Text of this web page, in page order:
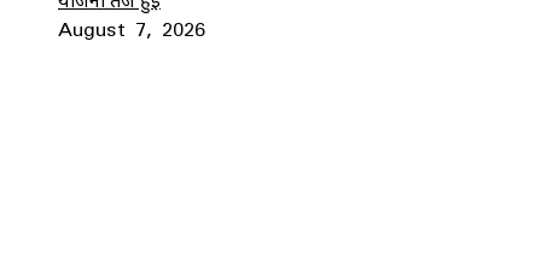
August 7, 2026